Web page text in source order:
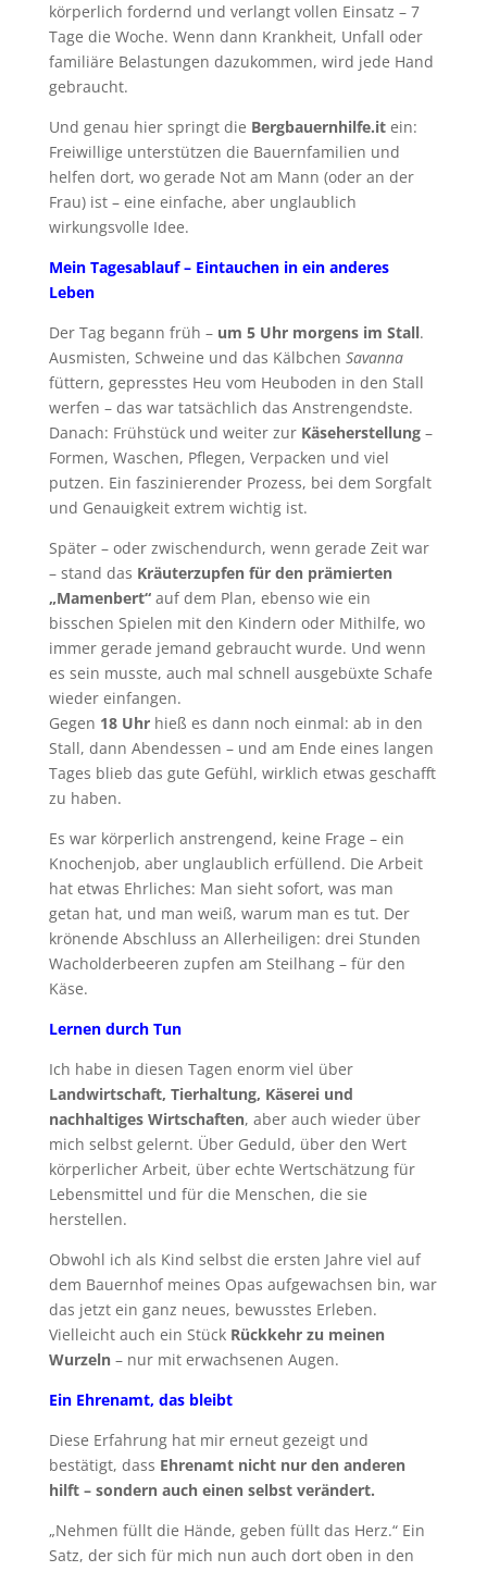
körperlich fordernd und verlangt vollen Einsatz – 7
Tage die Woche. Wenn dann Krankheit, Unfall oder
familiäre Belastungen dazukommen, wird jede Hand
gebraucht.
Und genau hier springt die Bergbauernhilfe.itein:
Freiwillige unterstützen die Bauernfamilien und
helfen dort, wo gerade Not am Mann (oder an der
Frau) ist – eine einfache, aber unglaublich
wirkungsvolle Idee.
Mein Tagesablauf – Eintauchen in ein anderes
Leben
Der Tag begann früh – um 5 Uhr morgens im Stall.
Ausmisten, Schweine und das Kälbchen Savanna
füttern, gepresstes Heu vom Heuboden in den Stall
werfen – das war tatsächlich das Anstrengendste.
Danach: Frühstück und weiter zur Käseherstellung–
Formen, Waschen, Pflegen, Verpacken und viel
putzen. Ein faszinierender Prozess, bei dem Sorgfalt
und Genauigkeit extrem wichtig ist.
Später – oder zwischendurch, wenn gerade Zeit war
– stand das Kräuterzupfen für den prämierten
„Mamenbert“auf dem Plan, ebenso wie ein
bisschen Spielen mit den Kindern oder Mithilfe, wo
immer gerade jemand gebraucht wurde. Und wenn
es sein musste, auch mal schnell ausgebüxte Schafe
wieder einfangen.
Gegen 18 Uhrhieß es dann noch einmal: ab in den
Stall, dann Abendessen – und am Ende eines langen
Tages blieb das gute Gefühl, wirklich etwas geschafft
zu haben.
Es war körperlich anstrengend, keine Frage – ein
Knochenjob, aber unglaublich erfüllend. Die Arbeit
hat etwas Ehrliches: Man sieht sofort, was man
getan hat, und man weiß, warum man es tut. Der
krönende Abschluss an Allerheiligen: drei Stunden
Wacholderbeeren zupfen am Steilhang – für den
Käse.
Lernen durch Tun
Ich habe in diesen Tagen enorm viel über
Landwirtschaft, Tierhaltung, Käserei und
nachhaltiges Wirtschaften, aber auch wieder über
mich selbst gelernt. Über Geduld, über den Wert
körperlicher Arbeit, über echte Wertschätzung für
Lebensmittel und für die Menschen, die sie
herstellen.
Obwohl ich als Kind selbst die ersten Jahre viel auf
dem Bauernhof meines Opas aufgewachsen bin, war
das jetzt ein ganz neues, bewusstes Erleben.
Vielleicht auch ein Stück Rückkehr zu meinen
Wurzeln– nur mit erwachsenen Augen.
Ein Ehrenamt, das bleibt
Diese Erfahrung hat mir erneut gezeigt und
bestätigt, dass Ehrenamt nicht nur den anderen
hilft – sondern auch einen selbst verändert.
„Nehmen füllt die Hände, geben füllt das Herz.“ Ein
Satz, der sich für mich nun auch dort oben in den